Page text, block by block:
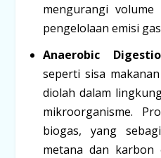
mengurangi
pengelolaan emisi
Anaerobic
seperti sisa
diolah dalam
mikroorganisme.
biogas, yang
metana dan karbon